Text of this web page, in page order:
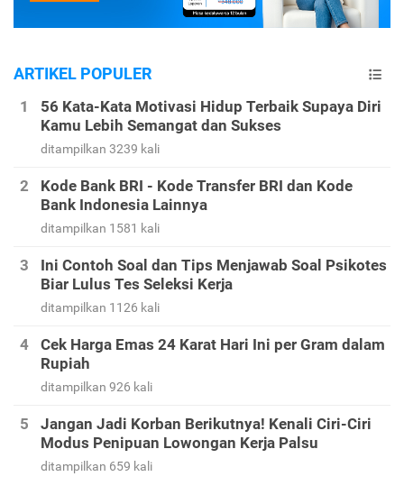
ARTIKEL POPULER
56 Kata-Kata Motivasi Hidup Terbaik Supaya Diri
Kamu Lebih Semangat dan Sukses
ditampilkan 3239 kali
Kode Bank BRI - Kode Transfer BRI dan Kode
Bank Indonesia Lainnya
ditampilkan 1581 kali
Ini Contoh Soal dan Tips Menjawab Soal Psikotes
Biar Lulus Tes Seleksi Kerja
ditampilkan 1126 kali
Cek Harga Emas 24 Karat Hari Ini per Gram dalam
Rupiah
ditampilkan 926 kali
Jangan Jadi Korban Berikutnya! Kenali Ciri-Ciri
Modus Penipuan Lowongan Kerja Palsu
ditampilkan 659 kali